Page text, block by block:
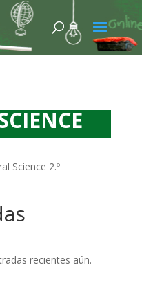
Science 2.º
recientes aún.